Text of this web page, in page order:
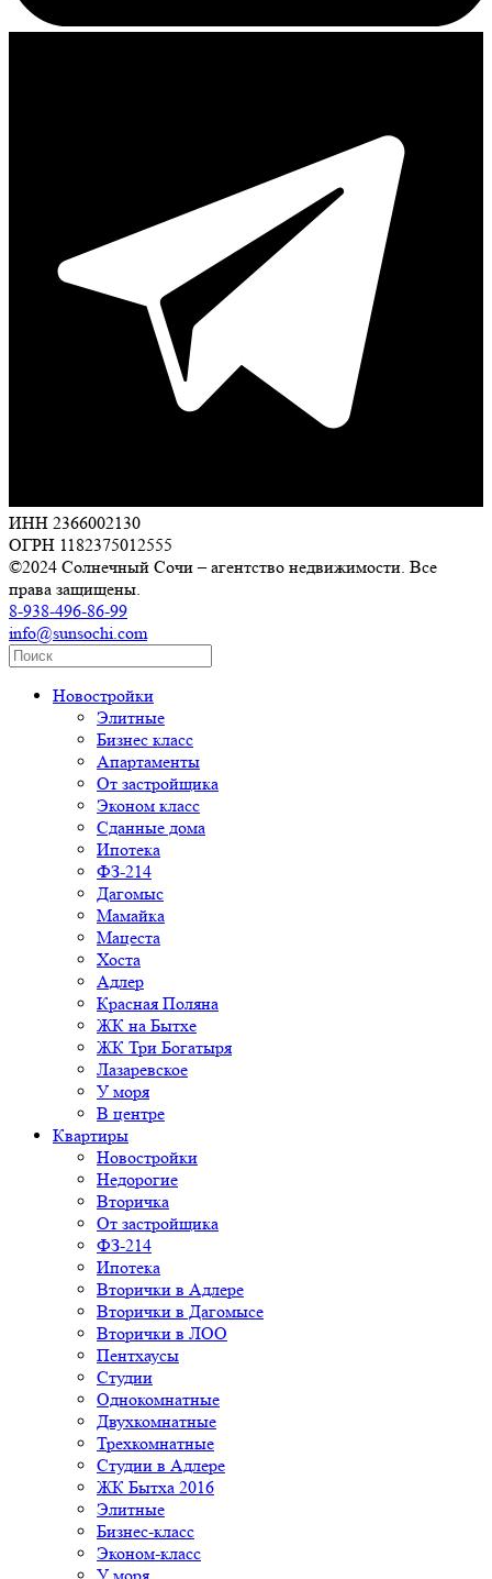
ИНН 2366002130
ОГРН 1182375012555
©2024 Солнечный Сочи – агентство недвижимости. Все
права защищены.
8-938-496-86-99
info@sunsochi.com
Новостройки
Элитные
Бизнес класс
Апартаменты
От застройщика
Эконом класс
Сданные дома
Ипотека
ФЗ-214
Дагомыс
Мамайка
Мацеста
Хоста
Адлер
Красная Поляна
ЖК на Бытхе
ЖК Три Богатыря
Лазаревское
У моря
В центре
Квартиры
Новостройки
Недорогие
Вторичка
От застройщика
ФЗ-214
Ипотека
Вторички в Адлере
Вторички в Дагомысе
Вторички в ЛОО
Пентхаусы
Студии
Однокомнатные
Двухкомнатные
Трехкомнатные
Студии в Адлере
ЖК Бытха 2016
Элитные
Бизнес-класс
Эконом-класс